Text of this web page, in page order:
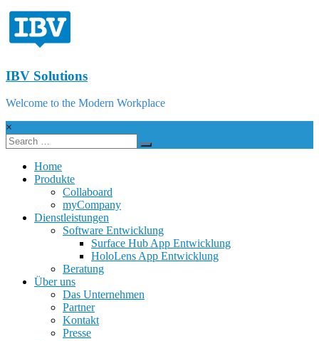
IBV Solutions
Welcome to the Modern Workplace
×
Home
Produkte
Collaboard
myCompany
Dienstleistungen
Software Entwicklung
Surface Hub App Entwicklung
HoloLens App Entwicklung
Beratung
Über uns
Das Unternehmen
Partner
Kontakt
Presse